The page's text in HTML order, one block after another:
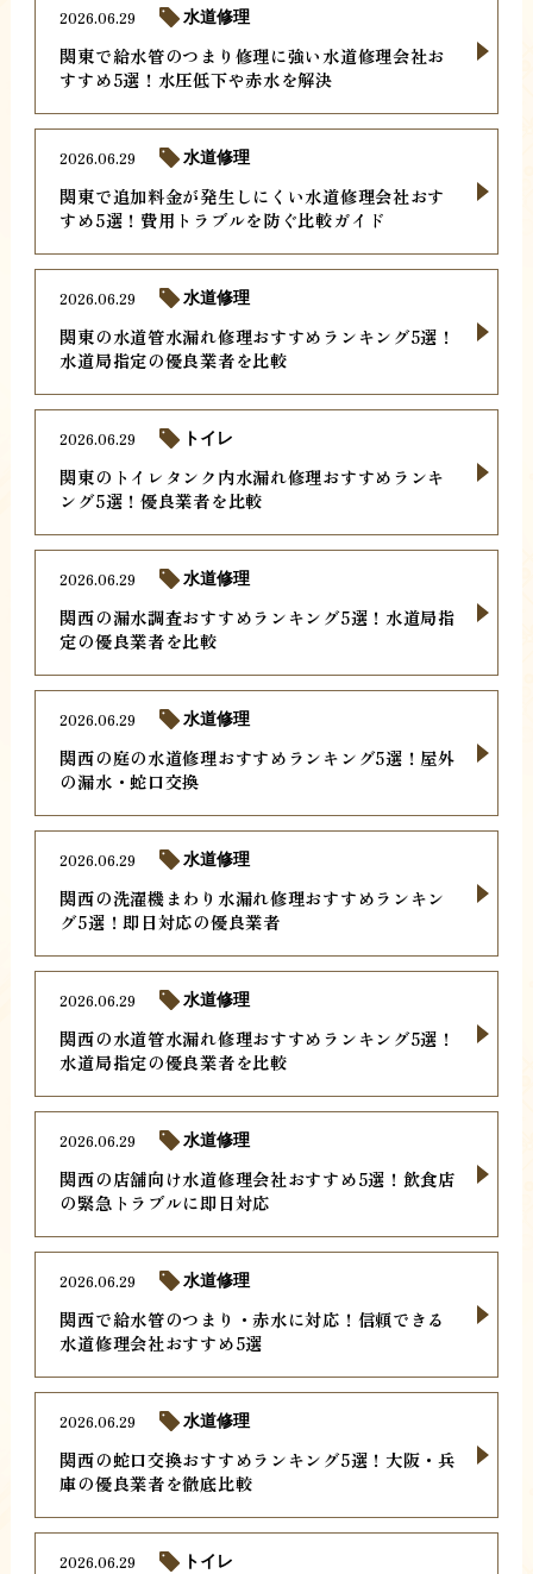
関東で給水管のつまり修理に強い水道修理会社お
すすめ5選！水圧低下や赤水を解決
2026.06.29 水道修理
関東で追加料金が発生しにくい水道修理会社おす
すめ5選！費用トラブルを防ぐ比較ガイド
2026.06.29 水道修理
関東の水道管水漏れ修理おすすめランキング5選！
水道局指定の優良業者を比較
2026.06.29 水道修理
関東のトイレタンク内水漏れ修理おすすめランキ
ング5選！優良業者を比較
2026.06.29 トイレ
関西の漏水調査おすすめランキング5選！水道局指
定の優良業者を比較
2026.06.29 水道修理
関西の庭の水道修理おすすめランキング5選！屋外
の漏水・蛇口交換
2026.06.29 水道修理
関西の洗濯機まわり水漏れ修理おすすめランキン
グ5選！即日対応の優良業者
2026.06.29 水道修理
関西の水道管水漏れ修理おすすめランキング5選！
水道局指定の優良業者を比較
2026.06.29 水道修理
関西の店舗向け水道修理会社おすすめ5選！飲食店
の緊急トラブルに即日対応
2026.06.29 水道修理
関西で給水管のつまり・赤水に対応！信頼できる
水道修理会社おすすめ5選
2026.06.29 水道修理
関西の蛇口交換おすすめランキング5選！大阪・兵
庫の優良業者を徹底比較
2026.06.29 水道修理
2026.06.29 トイレ